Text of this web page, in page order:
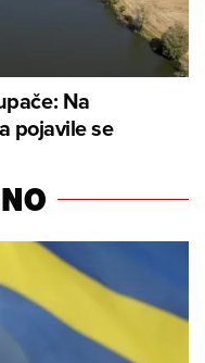
Na
pojavile se